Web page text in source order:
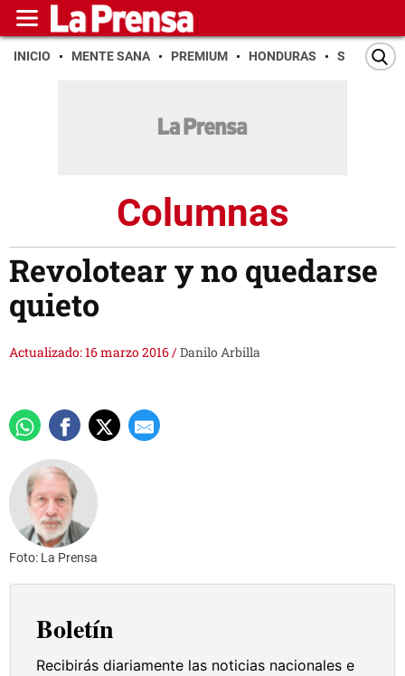
INICIO MENTE SANA PREMIUM HONDURAS SAN PEDRO
Columnas
Revolotear y no quedarse
quieto
Actualizado: 16 marzo 2016/Danilo Arbilla
Foto: La Prensa
Boletín
Recibirás diariamente las noticias nacionales e